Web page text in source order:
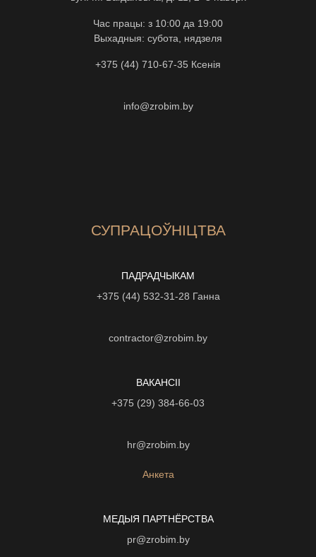
Час працы: з 10:00 да 19:00
Выхадныя: субота, нядзеля
+375 (44) 710-67-35 Ксенiя
info@zrobim.by
СУПРАЦОЎНІЦТВА
ПАДРАДЧЫКАМ
+375 (44) 532-31-28 Ганна
contractor@zrobim.by
ВАКАНСІI
+375 (29) 384-66-03
hr@zrobim.by
Анкета
МЕДЫЯ ПАРТНЁРСТВА
pr@zrobim.by